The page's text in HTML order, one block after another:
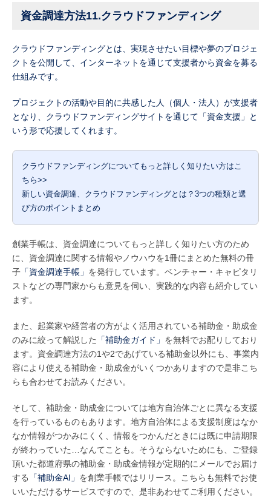
資金調達方法11.クラウドファンディング
クラウドファンディングとは、実現させたい目標や夢のプロジェ
クトを公開して、インターネットを通じて支援者から資金を募る
仕組みです。
プロジェクトの活動や目的に共感した人（個人・法人）が支援者
となり、クラウドファンディングサイトを通じて「資金支援」と
いう形で応援してくれます。
クラウドファンディングについてもっと詳しく知りたい方はこ
ちら>>
新しい資金調達、クラウドファンディングとは？3つの種類と選
び方のポイントまとめ
創業手帳は、資金調達についてもっと詳しく知りたい方のため
に、資金調達に関する情報やノウハウを1冊にまとめた無料の冊
子 「資金調達手帳」 を発行しています。ベンチャー・キャピタリ
ストなどの専門家からも意見を伺い、実践的な内容も紹介してい
ます。
また、起業家や経営者の方がよく活用されている補助金・助成金
のみに絞って解説した
「補助金ガイド」 を無料でお配りしており
ます。資金調達方法の1や2であげている補助金以外にも、事業内
容により使える補助金・助成金がいくつかありますので是非こち
らも合わせてお読みください。
そして、補助金・助成金については地方自治体ごとに異なる支援
を行っているものもあります。地方自治体による支援制度はなか
なか情報がつかみにくく、情報をつかんだときには既に申請期限
が終わっていた…なんてことも。そうならないためにも、ご登録
頂いた都道府県の補助金・助成金情報が定期的にメールでお届け
する
「補助金AI」 を創業手帳ではリリース。こちらも無料でお使
いいただけるサービスですので、是非あわせてご利用ください。